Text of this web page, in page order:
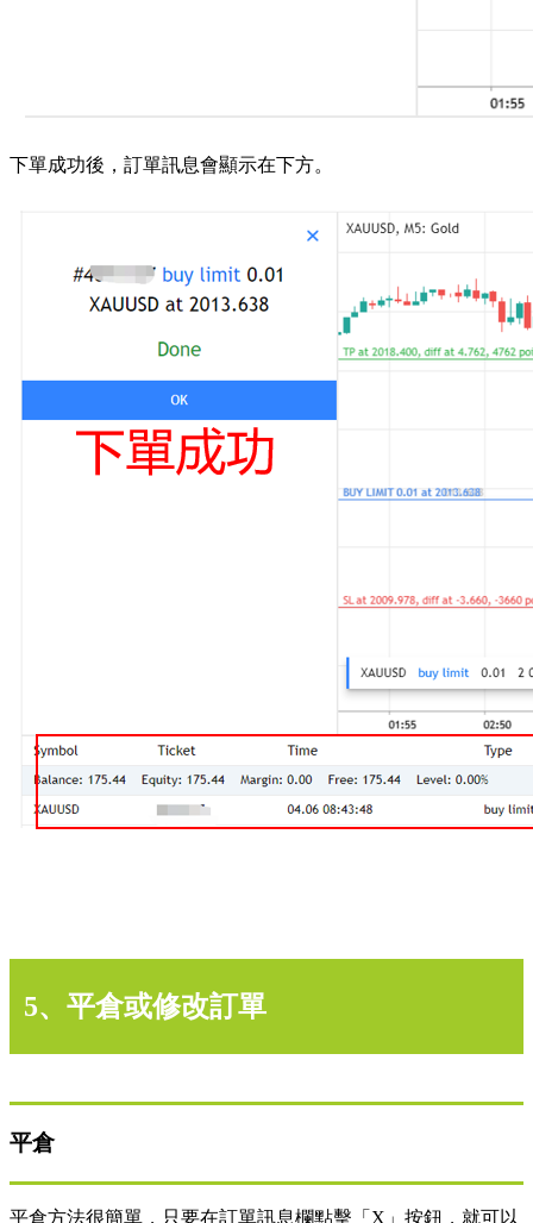
下單成功後，訂單訊息會顯示在下方。
5、平倉或修改訂單
平倉
平倉方法很簡單，只要在訂單訊息欄點擊「X」按鈕，就可以